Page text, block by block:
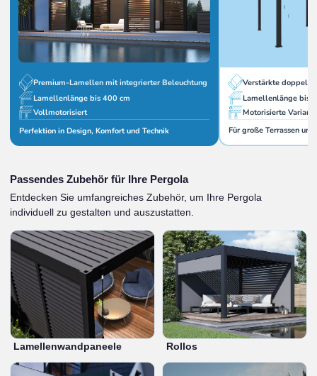
Premium-Lamellen mit integrierter Beleuchtung
Lamellenlänge bis 400 cm
Vollmotorisiert
Perfektion in Design, Komfort und Technik
Verstärkte
Lamellenlänge bis
Motorisierte
Für große Terrassen
Passendes Zubehör für Ihre Pergola
Entdecken Sie umfangreiches Zubehör, um Ihre Pergola
individuell zu gestalten und auszustatten.
Lamellenwandpaneele Rollos